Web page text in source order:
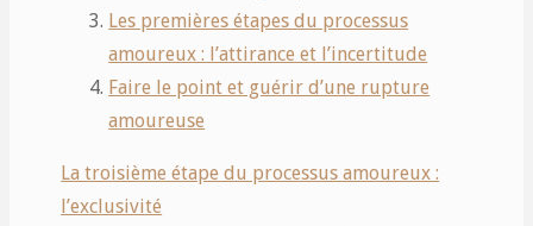
Les premières étapes du processus
amoureux : l’attirance et l’incertitude
Faire le point et guérir d’une rupture
amoureuse
La troisième étape du processus amoureux :
l’exclusivité